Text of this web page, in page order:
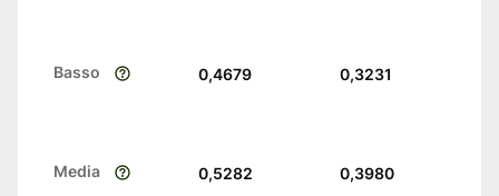
Basso 0,4679 0,3231
Media 0,5282 0,3980